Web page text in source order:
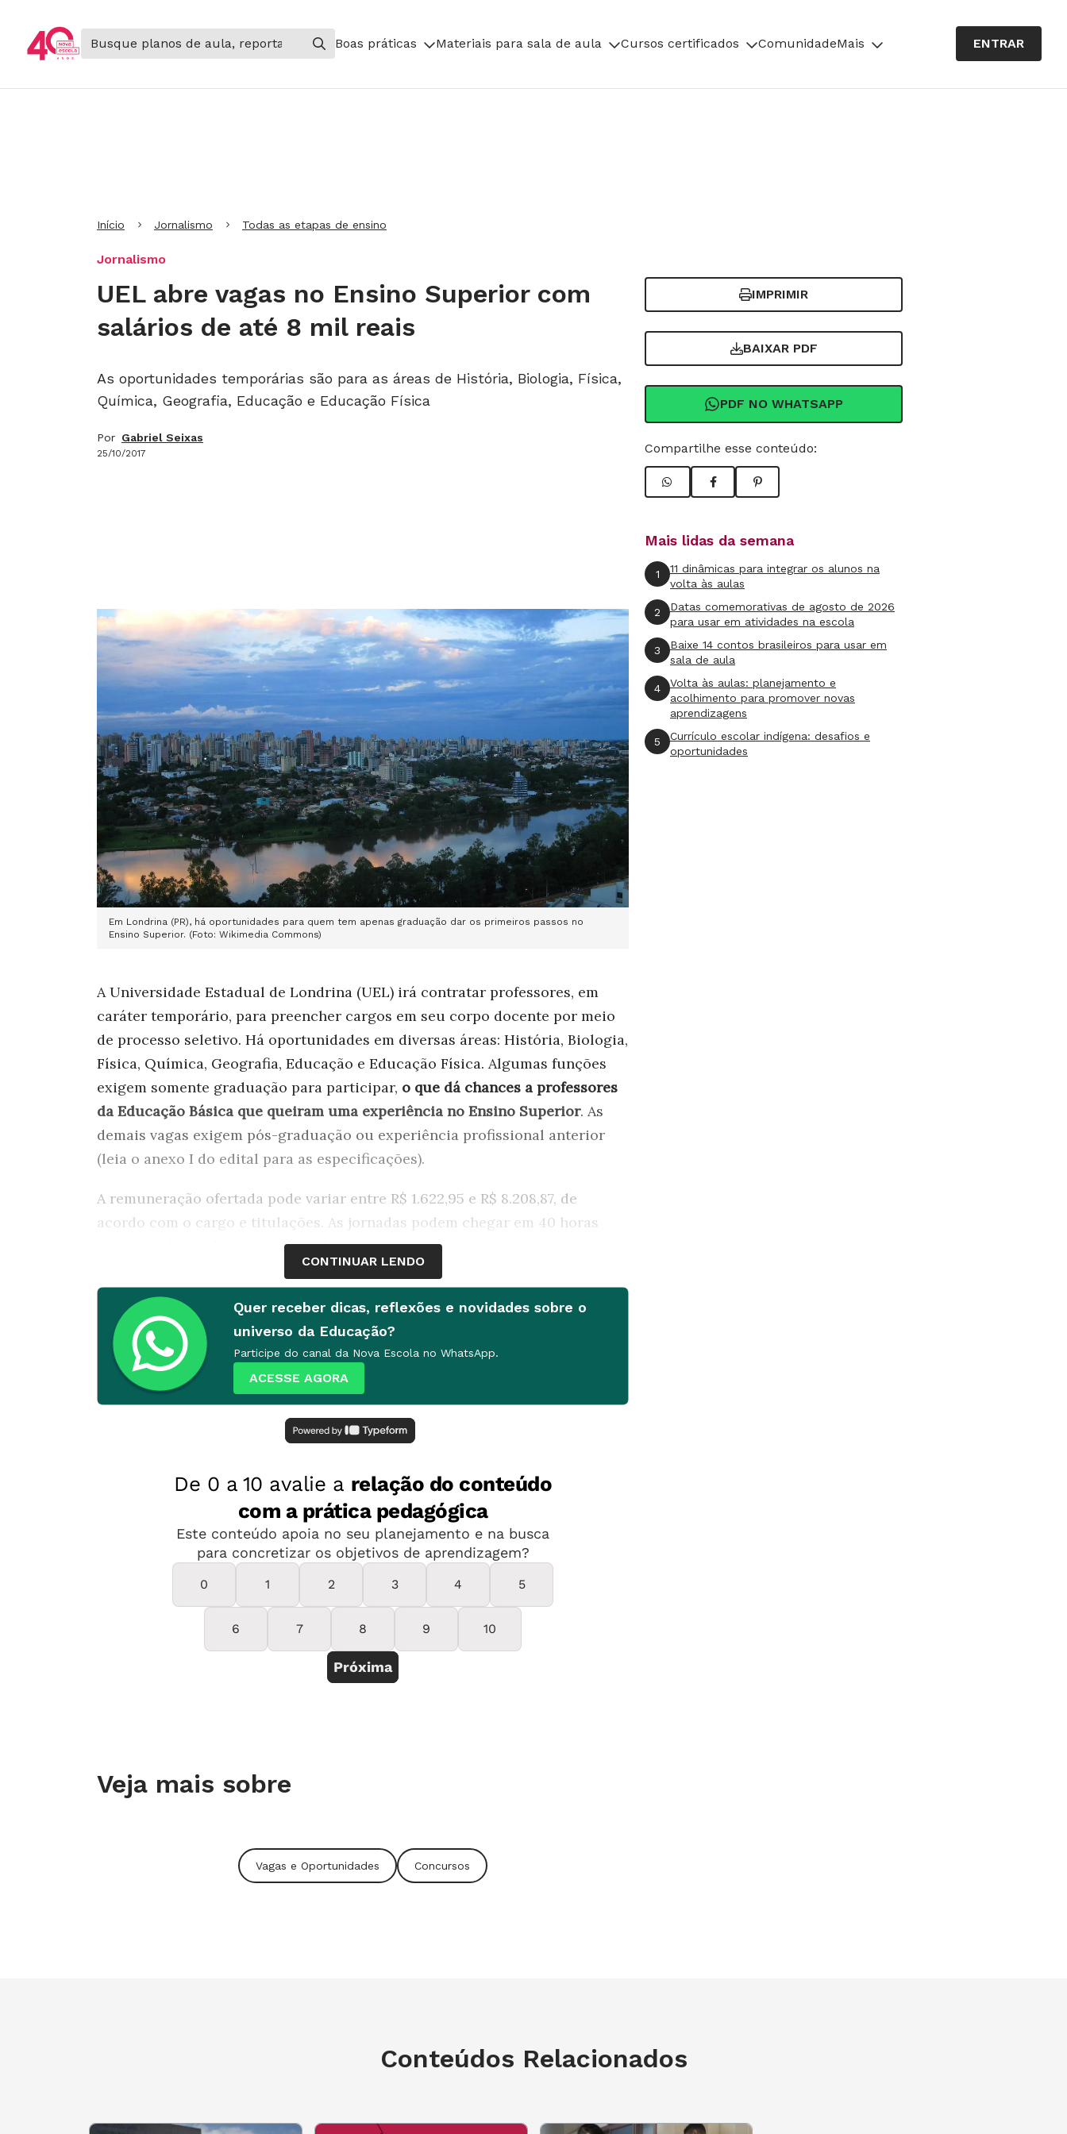
Boas práticas Materiais para sala de aula Cursos certificados ComunidadeMais ENTRAR
Início Jornalismo Todas as etapas de ensino
Jornalismo
UEL abre vagas no Ensino Superior com
salários de até 8 mil reais
As oportunidades temporárias são para as áreas de História, Biologia, Física,
Química, Geografia, Educação e Educação Física
Por Gabriel Seixas
25/10/2017
IMPRIMIR
BAIXAR PDF
PDF NO WHATSAPP
Compartilhe esse conteúdo:
Em Londrina (PR), há oportunidades para quem tem apenas graduação dar os primeiros passos no
Ensino Superior. (Foto: Wikimedia Commons)
A Universidade Estadual de Londrina (UEL) irá contratar professores, em
caráter temporário, para preencher cargos em seu corpo docente por meio
de processo seletivo. Há oportunidades em diversas áreas: História, Biologia,
Física, Química, Geografia, Educação e Educação Física. Algumas funções
exigem somente graduação para participar, o que dá chances a professores
da Educação Básica que queiram uma experiência no Ensino Superior. As
demais vagas exigem pós-graduação ou experiência profissional anterior
(leia o anexo I do edital para as especificações).
A remuneração ofertada pode variar entre R$ 1.622,95 e R$ 8.208,87, de
acordo com o cargo e titulações. As jornadas podem chegar em 40 horas
semanais, havendo necessidade da instituição.
LEIA MAIS:Vagas e oportunidades em Educação
As inscrições podem ser realizadas até odia 27 de outubro
feira. O candidato deve entregar pessoalmente, ou via sedex, a
documentação exigida no departamento referente à vaga escolhida. As taxas
variam e podem chegar a R$ 234,54.
A seleção dos inscritos consistirá em prova prática, didática (em alguns
informações.
CONTINUAR LENDO
Quer receber dicas, reflexões e novidades sobre o
universo da Educação?
Participe do canal da Nova Escola no WhatsApp.
ACESSE AGORA
Veja mais sobre
Vagas e Oportunidades Concursos
Mais lidas da semana
1
11 dinâmicas para integrar os alunos na
volta às aulas
2
Datas comemorativas de agosto de 2026
para usar em atividades na escola
3
Baixe 14 contos brasileiros para usar em
sala de aula
4
Volta às aulas: planejamento e
acolhimento para promover novas
aprendizagens
5
Currículo escolar indígena: desafios e
oportunidades
Conteúdos Relacionados